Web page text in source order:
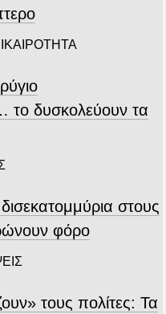
το δυσκολεύουν τα
στους
φόρο
τους πολίτες: Τα